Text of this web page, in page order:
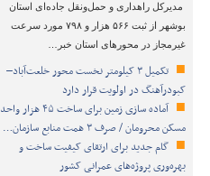
مدیرکل راهداری و حمل‌ونقل جاده‌ای استان
بوشهر از ثبت ۵۶۶ هزار و ۷۹۸ مورد سرعت
غیرمجاز در محورهای استان خبر…
تکمیل ۳ کیلومتر نخست محور خلعت‌آباد–
کبودرآهنگ در اولویت قرار دارد
آماده سازی زمین برای ساخت ۴۵ هزار واحد
مسکن محرومان / صرف ۳ همت منابع سازمان…
گام جدید برای ارتقای کیفیت ساخت و
بهره‌وری پروژه‌های عمرانی کشور